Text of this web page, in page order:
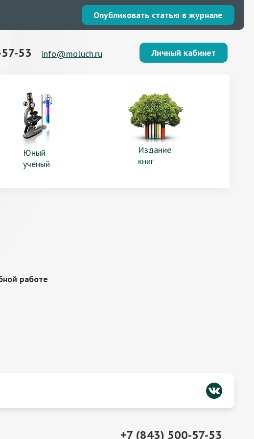
Опубликовать статью в журнале
53 info@moluch.ru Личный кабинет
Юный
ученый
Издание
книг
работе
+7 (843) 500-57-53